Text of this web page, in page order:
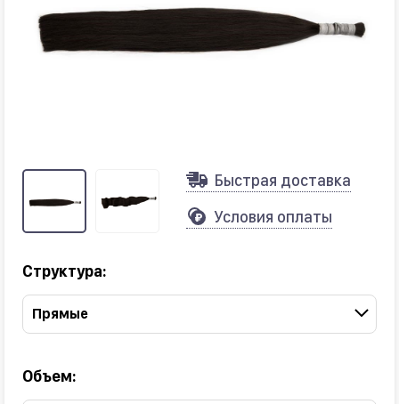
Быстрая доставка
Условия оплаты
Структура:
Прямые
Объем: